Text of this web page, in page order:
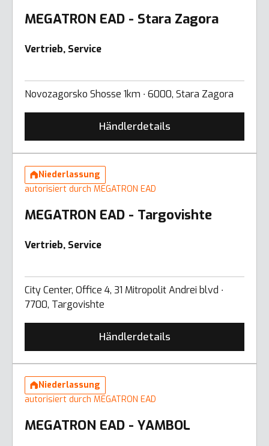
MEGATRON EAD - Stara Zagora
Vertrieb, Service
Novozagorsko Shosse 1km ∙ 6000, Stara Zagora
Händlerdetails
Niederlassung
autorisiert durch MEGATRON EAD
MEGATRON EAD - Targovishte
Vertrieb, Service
City Center, Office 4, 31 Mitropolit Andrei blvd ∙
7700, Targovishte
Händlerdetails
Niederlassung
autorisiert durch MEGATRON EAD
MEGATRON EAD - YAMBOL